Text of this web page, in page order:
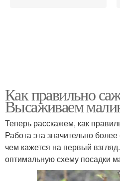
Как правильно
Высаживаем
Теперь расскажем, как
Работа эта значительно
чем кажется на первый
оптимальную схему посадки